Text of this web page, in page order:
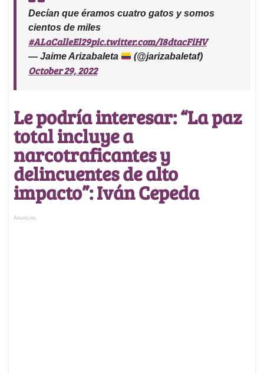
Decían que éramos cuatro gatos y somos
cientos de miles
#ALaCalleEl29pic.twitter.com/I8dtacFiHV
— Jaime Arizabaleta (@jarizabaletaf)
October 29, 2022
Le podría interesar: “La paz
total incluye a
narcotraficantes y
delincuentes de alto
impacto”: Iván Cepeda
Anuncios.